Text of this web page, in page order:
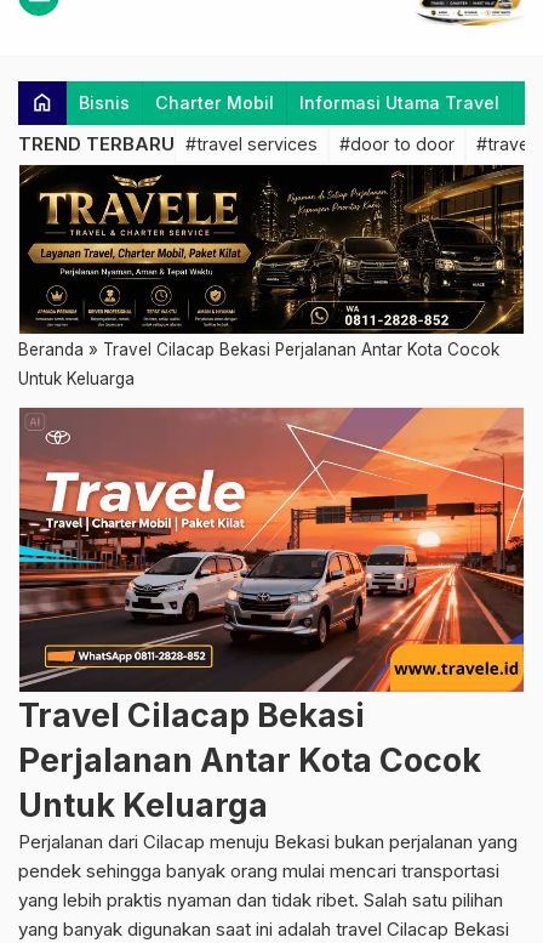
home Bisnis Charter Mobil Informasi Utama Travel
TREND TERBARU #travel services #door to door #travel
Beranda » Travel Cilacap Bekasi Perjalanan Antar Kota Cocok
Untuk Keluarga
Travel Cilacap Bekasi
Perjalanan Antar Kota Cocok
Untuk Keluarga
Perjalanan dari Cilacap menuju Bekasi bukan perjalanan yang
pendek sehingga banyak orang mulai mencari transportasi
yang lebih praktis nyaman dan tidak ribet. Salah satu pilihan
yang banyak digunakan saat ini adalah travel Cilacap Bekasi